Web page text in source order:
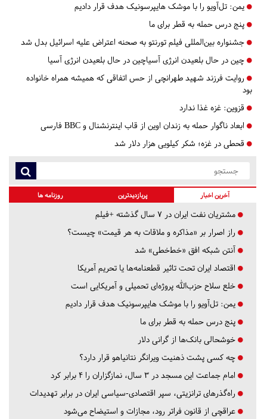
یمن: تل‌آویو را با موشک هایپرسونیک هدف قرار دادیم
پنج درس‌ حمله به قطر برای ما
جشنواره بین‌المللی فیلم تورنتو به صحنه اعتراض علیه اسرائیل بدل شد
چین در حال بلعیدن انرژی آسیاچین در حال بلعیدن انرژی آسیا
روایت فرزند شهید طهرانچی از حس اتفاقی که همیشه همراه خانواده
بود
قزوین: غزه غذا ندارد
ابعاد ناگوار حمله به زندان اوین از قاب اینترنشنال و BBC فارسی
قحطی در غزه؛ شکر کیلویی هزار دلار شد
آخرین اخبار پربازدیدترین روزنامه ها
مشتریان نفت ایران در ۷ سال گذشته +فیلم
راز اصرار بر «مذاکره و ملاقات به هر قیمت» چیست؟
آنتن شبکه افق «خط‌خطی» شد
اقتصاد ایران تحت تاثیر قطعنامه‌ها یا تحریم‌ آمریکا
خلع سلاح حزب‌الله پروژه‌ای تحمیلی و آمریکایی است
یمن: تل‌آویو را با موشک هایپرسونیک هدف قرار دادیم
پنج درس‌ حمله به قطر برای ما
خوشحالی بانک‌ها از گرانی دلار
چه کسی پشت ذهنیت ویرانگر نتانیاهو قرار دارد؟
امام جماعت این مسجد در ۳ سال، نمازگزاران را ۴ برابر کرد
راه‌گذرهای ترانزیتی، سپر اقتصادی-سیاسی ایران در برابر تهدیدات
عراقچی از قانون فراتر رود، مجازات و استیضاح می‌شود